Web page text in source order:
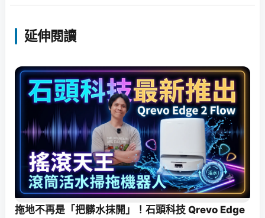
延伸閱讀
拖地不再是「把髒水抹開」！石頭科技 Qrevo Edge